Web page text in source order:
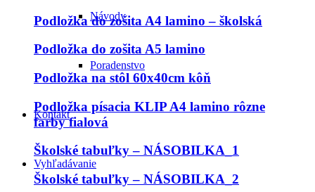
Návody
Poradenstvo
Kontakt
Vyhľadávanie
Podložka do zošita A4 lamino – školská
Podložka do zošita A5 lamino
Podložka na stôl 60x40cm kôň
Podložka písacia KLIP A4 lamino rôzne
farby fialová
Školské tabuľky – NÁSOBILKA_1
Školské tabuľky – NÁSOBILKA_2